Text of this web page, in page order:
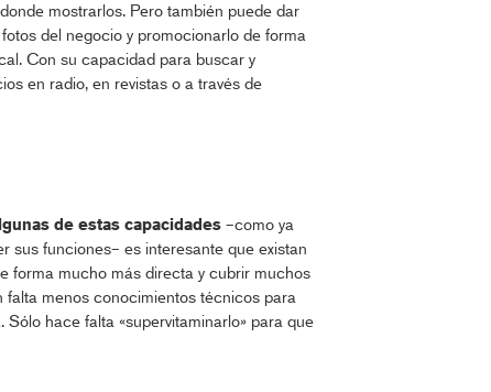
mostrarlos. Pero también puede dar
del negocio y promocionarlo de forma
Con su capacidad para buscar y
en radio, en revistas o a través de
de estas capacidades–como ya
sus funciones– es interesante que existan
forma mucho más directa y cubrir muchos
menos conocimientos técnicos para
hace falta «supervitaminarlo» para que